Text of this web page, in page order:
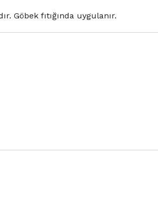
Göbek fıtığında uygulanır.